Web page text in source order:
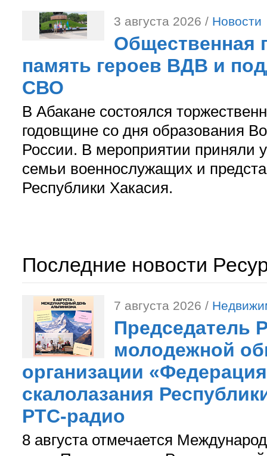
3 августа 2026 / Новости
Общественная
память героев ВДВ и
СВО
В Абакане состоялся
годовщине со дня образования
России. В мероприятии приняли
семьи военнослужащих и
Республики Хакасия.
Последние новости
7 августа 2026 /
Председатель
молодежной
организации
скалолазания
РТС-радио
8 августа отмечается